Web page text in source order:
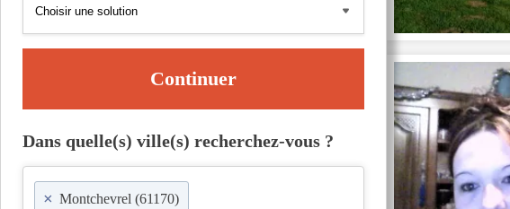
Continuer
Dans quelle(s) ville(s) recherchez-vous ?
× Montchevrel (61170)